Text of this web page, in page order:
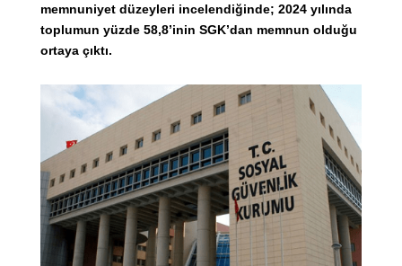
memnuniyet düzeyleri incelendiğinde; 2024 yılında
toplumun yüzde 58,8’inin SGK’dan memnun olduğu
ortaya çıktı.